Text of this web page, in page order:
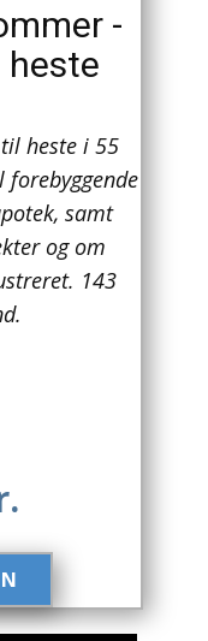
-
heste i 55
samt
og om
143